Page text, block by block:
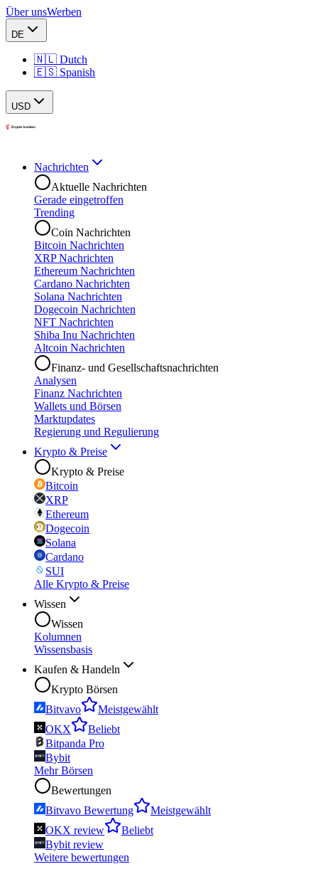
Über unsWerben
DE
🇳🇱 Dutch
🇪🇸 Spanish
USD
Nachrichten
Aktuelle Nachrichten
Gerade eingetroffen
Trending
Coin Nachrichten
Bitcoin Nachrichten
XRP Nachrichten
Ethereum Nachrichten
Cardano Nachrichten
Solana Nachrichten
Dogecoin Nachrichten
NFT Nachrichten
Shiba Inu Nachrichten
Altcoin Nachrichten
Finanz- und Gesellschaftsnachrichten
Analysen
Finanz Nachrichten
Wallets und Börsen
Marktupdates
Regierung und Regulierung
Krypto & Preise
Krypto & Preise
Bitcoin
XRP
Ethereum
Dogecoin
Solana
Cardano
SUI
Alle Krypto & Preise
Wissen
Wissen
Kolumnen
Wissensbasis
Kaufen & Handeln
Krypto Börsen
Bitvavo
Meistgewählt
OKX
Beliebt
Bitpanda Pro
Bybit
Mehr Börsen
Bewertungen
Bitvavo Bewertung
Meistgewählt
OKX review
Beliebt
Bybit review
Weitere bewertungen